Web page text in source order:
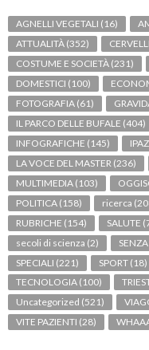
AGNELLI VEGETALI (16)
ATTUALITÀ (352)
COSTUME E SOCIETÀ (231)
DOMESTICI (100)
FOTOGRAFIA (61)
IL PARCO DELLE BUFALE (404)
INFOGRAFICHE (145)
LA VOCE DEL MASTER (236)
MULTIMEDIA (103)
POLITICA (158) ricerca
RUBRICHE (154) SALUTE
secoli di scienza (2)
SPECIALI (221) SPORT (18)
TECNOLOGIA (100)
Uncategorized (521)
VITE PAZIENTI (28)